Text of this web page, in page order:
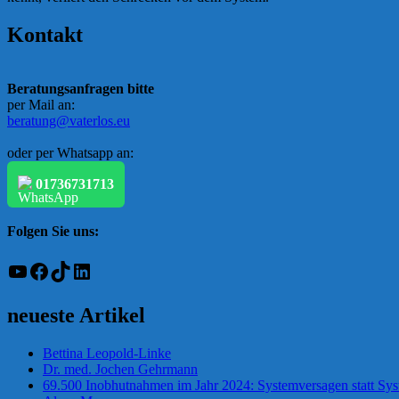
Kontakt
Beratungsanfragen bitte
per Mail an:
beratung@vaterlos.eu
oder per Whatsapp an:
01736731713
Folgen Sie uns:
YouTube
Facebook
TikTokLinkedIn
neueste Artikel
Bettina Leopold-Linke
Dr. med. Jochen Gehrmann
69.500 Inobhutnahmen im Jahr 2024: Systemversagen statt